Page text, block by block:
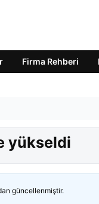
Firma Rehberi
yükseldi
güncellenmiştir.